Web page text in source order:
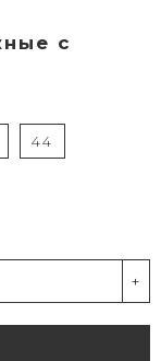
с
44
+